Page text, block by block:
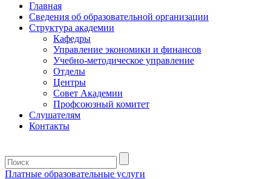
Главная
Сведения об образовательной организации
Структура академии
Кафедры
Управление экономики и финансов
Учебно-методическое управление
Отделы
Центры
Совет Академии
Профсоюзный комитет
Слушателям
Контакты
Платные образовательные услуги